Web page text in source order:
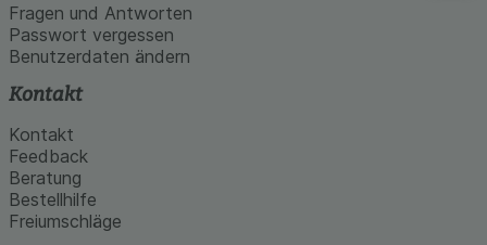
Fragen und Antworten
Passwort vergessen
Benutzerdaten ändern
Kontakt
Kontakt
Feedback
Beratung
Bestellhilfe
Freiumschläge